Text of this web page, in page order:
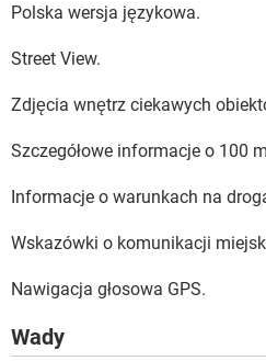
Polska wersja językowa.
Street View.
Zdjęcia wnętrz ciekawych
Szczegółowe informacje o 100
Informacje o warunkach na
Wskazówki o komunikacji
Nawigacja głosowa GPS.
Wady